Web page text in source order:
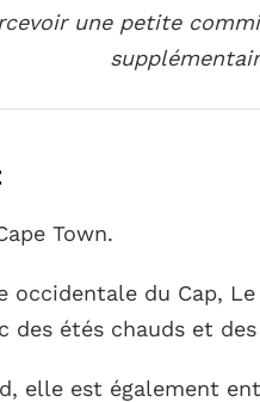
une petite
Town.
occidentale du Cap,
des étés chauds et
elle est également